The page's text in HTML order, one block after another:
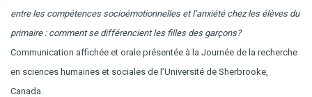
entre les compétences socioémotionnelles et l’anxiété chez les élèves du
primaire : comment se différencient les filles des garçons?
Communication affichée et orale présentée à la Journée de la recherche
en sciences humaines et sociales de l’Université de Sherbrooke,
Canada.